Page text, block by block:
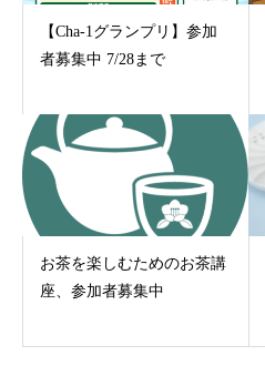
【Cha-1グランプリ】参加
者募集中 7/28まで
お茶を楽しむためのお茶講
座、参加者募集中